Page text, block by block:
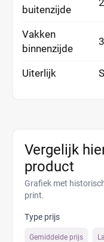
buitenzijde
Vakken
binnenzijde
3
Uiterlijk
Vergelijk
product
Grafiek met
print.
Type prijs
Gemiddelde prijs